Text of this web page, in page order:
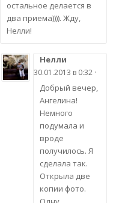
остальное делается в
два приема)))). Жду,
Нелли!
Нелли
30.01.2013 в 0:32 ·
Добрый вечер,
Ангелина!
Немного
подумала и
вроде
получилось. Я
сделала так.
Открыла две
копии фото.